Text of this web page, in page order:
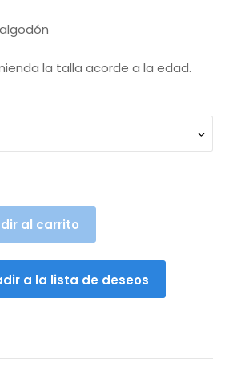
es: la talla acorde a la edad.
al carrito
a la lista de deseos